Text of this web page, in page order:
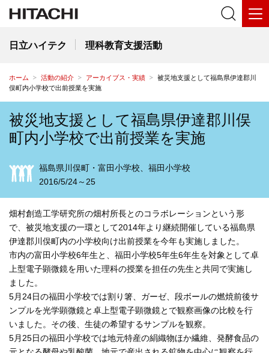
日立ハイテク 理科教育支援活動
ホーム 活動の紹介 アーカイブス・実績
被災地支援として福島県伊達郡川
俣町内小学校で出前授業を実施
被災地支援として福島県伊達郡川俣
町内小学校で出前授業を実施
福島県川俣町・富田小学校、福田小学校
2016/5/24～25
畑村創造工学研究所の畑村所長とのコラボレーションという形
で、被災地支援の一環として2014年より継続開催している福島県
伊達郡川俣町内の小学校向け出前授業を今年も実施しました。
市内の富田小学校6年生と、福田小学校5年生6年生を対象として卓
上型電子顕微鏡を用いた理科の授業を担任の先生と共同で実施し
ました。
5月24日の福田小学校では割り箸、ガーゼ、段ボールの燃焼前後サ
ンプルを光学顕微鏡と卓上型電子顕微鏡とで観察画像の比較を行
いました。その後、生徒の希望するサンプルを観察。
5月25日の福田小学校では地元特産の絹織物ほか繊維、発酵食品の